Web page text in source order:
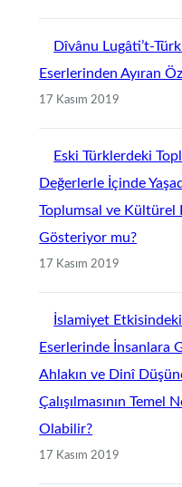
Dîvânu Lugâti’t-
Eserlerinden Ayıran
17 Kasım 2019
Eski Türklerdeki
Değerlerle İçinde
Toplumsal ve Kültürel
Gösteriyor mu?
17 Kasım 2019
İslamiyet
Eserlerinde İnsanlara
Ahlakın ve Dinî
Çalışılmasının Temel
Olabilir?
17 Kasım 2019